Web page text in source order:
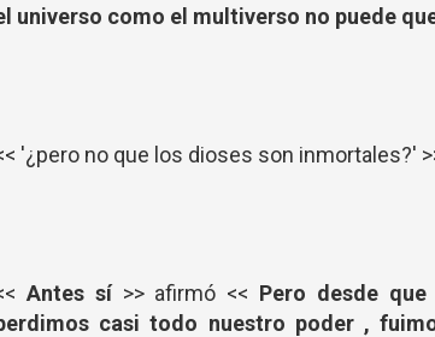
universo como el multiverso no puede
'¿pero no que los dioses son inmortales?'
Antes sí >> afirmó << Pero desde
casi todo nuestro poder ,